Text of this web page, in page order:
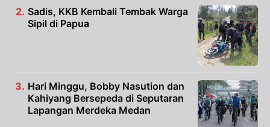
Sadis, KKB Kembali Tembak Warga
Sipil di Papua
Hari Minggu, Bobby Nasution dan
Kahiyang Bersepeda di Seputaran
Lapangan Merdeka Medan